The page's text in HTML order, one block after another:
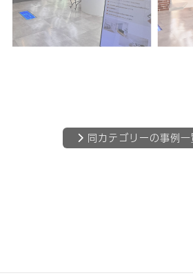
同カテゴリーの事例